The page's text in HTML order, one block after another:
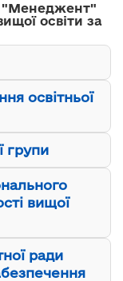
"Менеджент"
освіти за
освітньої
групи
вищої
ради